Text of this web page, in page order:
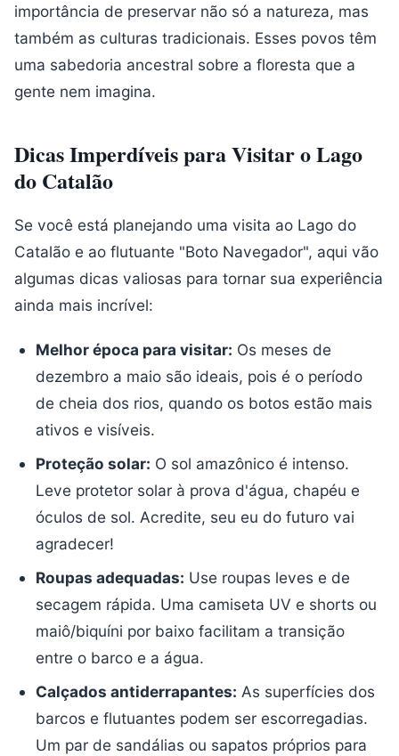
importância de preservar não só a natureza, mas
também as culturas tradicionais. Esses povos têm
uma sabedoria ancestral sobre a floresta que a
gente nem imagina.
Dicas Imperdíveis para Visitar o Lago
do Catalão
Se você está planejando uma visita ao Lago do
Catalão e ao flutuante "Boto Navegador", aqui vão
algumas dicas valiosas para tornar sua experiência
ainda mais incrível:
Melhor época para visitar: Os meses de
dezembro a maio são ideais, pois é o período
de cheia dos rios, quando os botos estão mais
ativos e visíveis.
Proteção solar: O sol amazônico é intenso.
Leve protetor solar à prova d'água, chapéu e
óculos de sol. Acredite, seu eu do futuro vai
agradecer!
Roupas adequadas: Use roupas leves e de
secagem rápida. Uma camiseta UV e shorts ou
maiô/biquíni por baixo facilitam a transição
entre o barco e a água.
Calçados antiderrapantes: As superfícies dos
barcos e flutuantes podem ser escorregadias.
Um par de sandálias ou sapatos próprios para